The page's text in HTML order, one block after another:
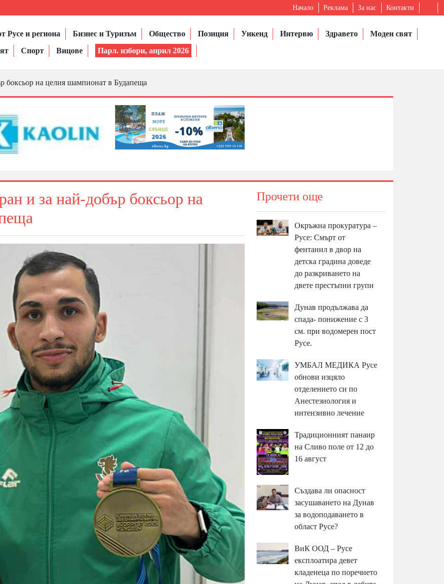
Начало Реклама За нас Контакти
Русе и региона Бизнес и Туризъм Общество Позиция Уикенд Интервю Здравето
Моден свят
Спорт Вицове Парл. избори, април 2026
боксьор на целия шампионат в Будапеща
и за най-добър боксьор на
Прочети още
Окръжна прокуратура –
Русе: Смърт от
фентанил в двор на
детска градина доведе
до разкриването на
двете престъпни групи
Дунав продължава да
спада- понижение с 3
см. при водомерен пост
Русе.
УМБАЛ МЕДИКА Русе
обнови изцяло
отделението си по
Анестезиология и
интензивно лечение
Традиционният панаир
на Сливо поле от 12 до
16 август
Създава ли опасност
засушаването на Дунав
за водоподаването в
област Русе?
ВиК ООД – Русе
експлоатира девет
кладенеца по поречието